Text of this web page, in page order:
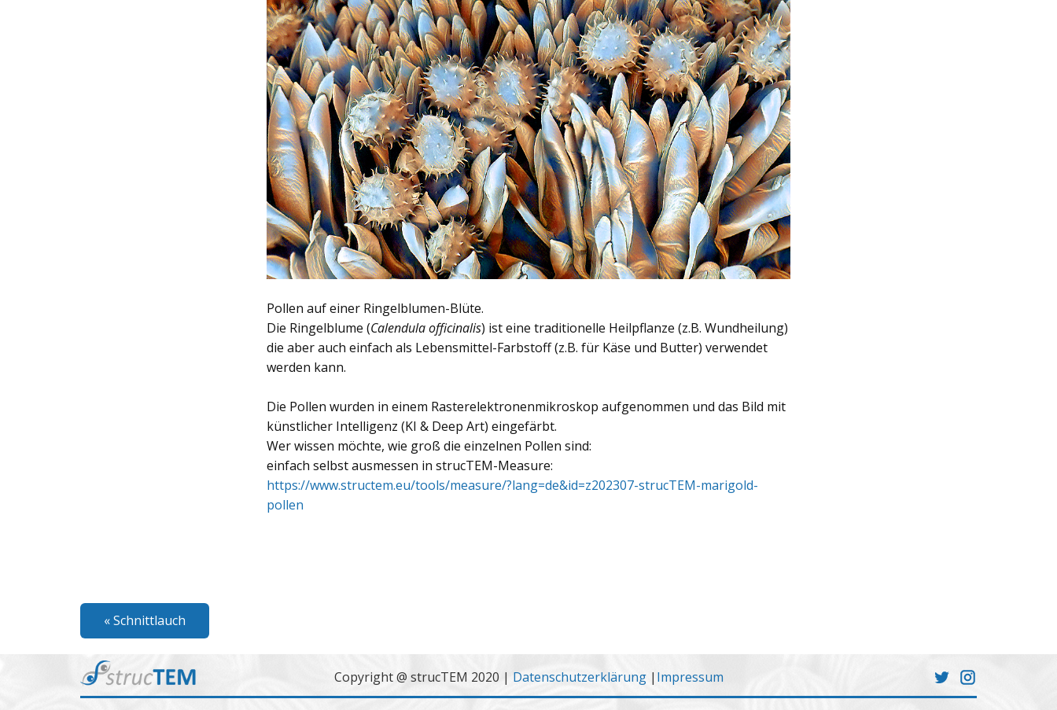
Pollen auf einer Ringelblumen-Blüte.
Die Ringelblume (Calendula officinalis) ist eine traditionelle Heilpflanze (z.B. Wundheilung)
die aber auch einfach als Lebensmittel-Farbstoff (z.B. für Käse und Butter) verwendet
werden kann.
Die Pollen wurden in einem Rasterelektronenmikroskop aufgenommen und das Bild mit
künstlicher Intelligenz (KI & Deep Art) eingefärbt.
Wer wissen möchte, wie groß die einzelnen Pollen sind:
einfach selbst ausmessen in strucTEM-Measure:
https://www.structem.eu/tools/measure/?lang=de&id=z202307-strucTEM-marigold-
pollen
Beitragsnavigation
« Schnittlauch
Copyright @ strucTEM 2020 | Datenschutzerklärung| Impressum